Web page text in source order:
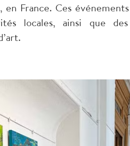
en France. Ces
locales, ainsi que